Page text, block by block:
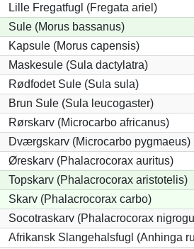
Lille Fregatfugl (Fregata ariel)
Sule (Morus bassanus)
Kapsule (Morus capensis)
Maskesule (Sula dactylatra)
Rødfodet Sule (Sula sula)
Brun Sule (Sula leucogaster)
Rørskarv (Microcarbo africanus)
Dværgskarv (Microcarbo pygmaeus)
Øreskarv (Phalacrocorax auritus)
Topskarv (Phalacrocorax aristotelis)
Skarv (Phalacrocorax carbo)
Socotraskarv (Phalacrocorax
Afrikansk Slangehalsfugl (Anhinga